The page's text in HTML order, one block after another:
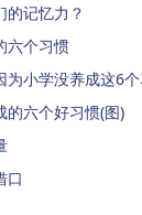
的记忆力？
六个习惯
小学没养成这6个
的六个好习惯(图)
口